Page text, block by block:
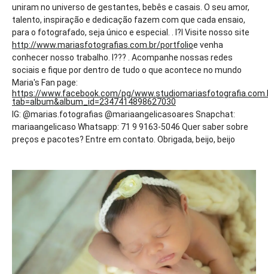
uniram no universo de gestantes, bebês e casais. O seu amor,
talento, inspiração e dedicação fazem com que cada ensaio,
para o fotografado, seja único e especial. . I?l Visite nosso site
http://www.mariasfotografias.com.br/portfolioe venha
conhecer nosso trabalho. I??? . Acompanhe nossas redes
sociais e fique por dentro de tudo o que acontece no mundo
Maria's Fan page:
https://www.facebook.com/pg/
tab=album&album_id=2347414898627030
IG: @marias.fotografias @mariaangelicasoares Snapchat:
mariaangelicaso Whatsapp: 71 9 9163-5046 Quer saber sobre
preços e pacotes? Entre em contato. Obrigada, beijo, beijo